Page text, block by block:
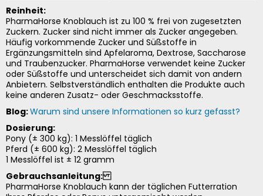
Reinheit:
PharmaHorse Knoblauch ist zu 100 % frei von zugesetzten
Zuckern. Zucker sind nicht immer als Zucker angegeben.
Häufig vorkommende Zucker und Süßstoffe in
Ergänzungsmitteln sind Apfelaroma, Dextrose, Saccharose
und Traubenzucker. PharmaHorse verwendet keine Zucker
oder Süßstoffe und unterscheidet sich damit von andern
Anbietern. Selbstverständlich enthalten die Produkte auch
keine anderen Zusatz- oder Geschmacksstoffe.
Blog:Warum sind unsere Informationen so kurz gefasst?
Dosierung:
Pony (± 300 kg): 1 Messlöffel täglich
Pferd (± 600 kg): 2 Messlöffel täglich
1 Messlöffel ist ± 12 gramm
Gebrauchsanleitung:
PharmaHorse Knoblauch kann der täglichen Futterration